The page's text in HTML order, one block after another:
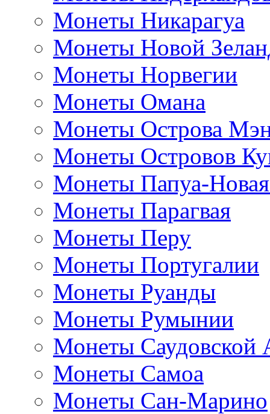
Монеты Никарагуа
Монеты Новой
Монеты Норвегии
Монеты Омана
Монеты Острова
Монеты Островов
Монеты Папуа-
Монеты Парагвая
Монеты Перу
Монеты Португалии
Монеты Руанды
Монеты Румынии
Монеты Саудовской
Монеты Самоа
Монеты Сан-Марино